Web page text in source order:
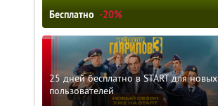
Бесплатно -20%
25 дней бесплатно в START для новых
пользователей